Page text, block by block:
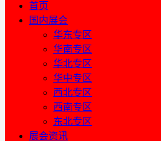
首页
国内展会
华东专区
华南专区
华北专区
华中专区
西北专区
西南专区
东北专区
展会资讯